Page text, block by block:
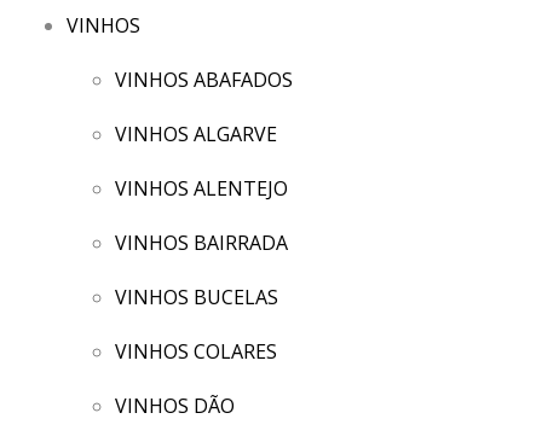
VINHOS
VINHOS ABAFADOS
VINHOS ALGARVE
VINHOS ALENTEJO
VINHOS BAIRRADA
VINHOS BUCELAS
VINHOS COLARES
VINHOS DÃO